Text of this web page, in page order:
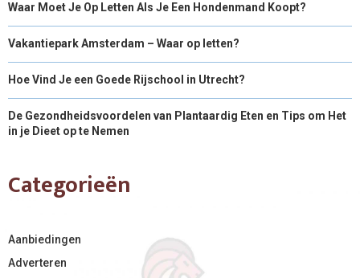
Waar Moet Je Op Letten Als Je Een Hondenmand Koopt?
Vakantiepark Amsterdam – Waar op letten?
Hoe Vind Je een Goede Rijschool in Utrecht?
De Gezondheidsvoordelen van Plantaardig Eten en Tips om Het
in je Dieet op te Nemen
Categorieën
Aanbiedingen
Adverteren